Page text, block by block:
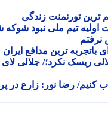
تورنمنت زندگی
تیم ملی نبود شوکه شدم
ترین مدافع ایران
ریسک نکرد؛/ جلالی لای
رضا نور: زارع در